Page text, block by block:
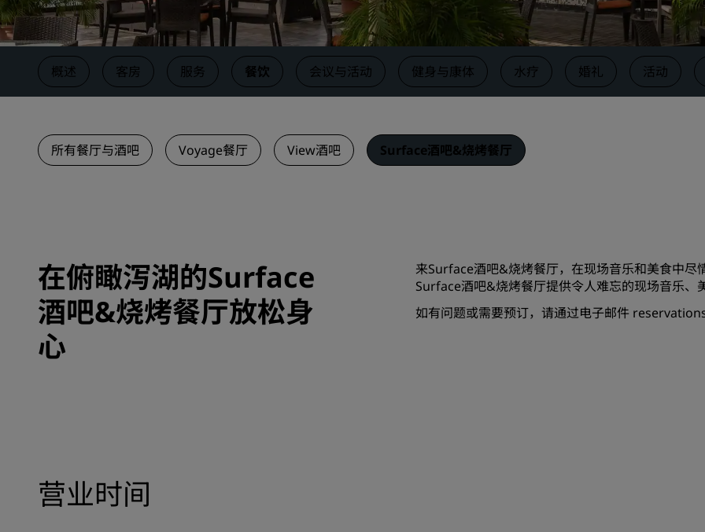
中国附属品牌
活动目的地
行业方案
搜索航班
丽笙酒店集团应用程序
概述 客房 服务 餐饮 会议与活动 健身与康体 水疗 婚礼 活动
所有餐厅与酒吧 Voyage餐厅 View酒吧 Surface酒吧&烧烤餐厅
在俯瞰泻湖的Surface
酒吧&烧烤餐厅放松身
心
来Surface酒吧&烧烤餐厅，在现场音乐和美食中
Surface酒吧&烧烤餐厅提供令人难忘的现场音乐、
如有问题或需要预订，请通过电子邮件
营业时间